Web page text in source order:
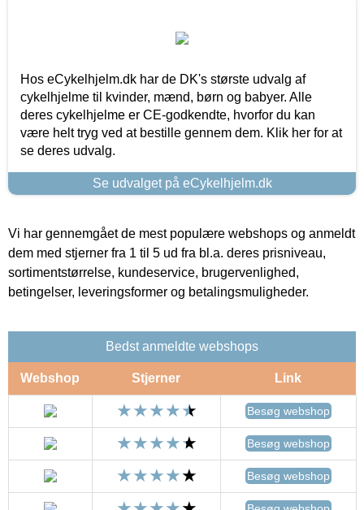
Hos eCykelhjelm.dk har de DK's største udvalg af
cykelhjelme til kvinder, mænd, børn og babyer. Alle
deres cykelhjelme er CE-godkendte, hvorfor du kan
være helt tryg ved at bestille gennem dem. Klik her for at
se deres udvalg.
Se udvalget på eCykelhjelm.dk
Vi har gennemgået de mest populære webshops og anmeldt
dem med stjerner fra 1 til 5 ud fra bl.a. deres prisniveau,
sortimentstørrelse, kundeservice, brugervenlighed,
betingelser, leveringsformer og betalingsmuligheder.
Bedst anmeldte webshops
Webshop Stjerner Link
Besøg webshop
Besøg webshop
Besøg webshop